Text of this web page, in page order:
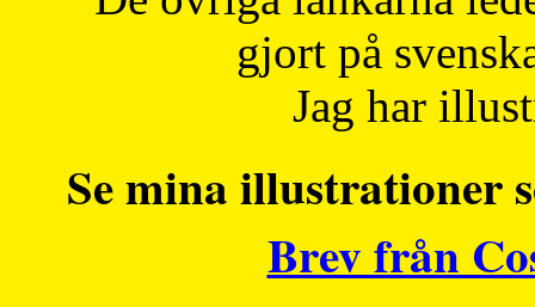
gjort på
Jag har
Se mina illustrationer
Brev från